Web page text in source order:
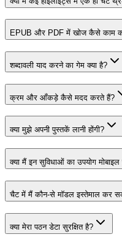
EPUB और PDF में खोज कैसे काम
शब्दावली याद करने का गेम क्या है?
क्रम और आँकड़े कैसे मदद करते हैं?
क्या मुझे अपनी पुस्तकें लानी होंगी?
क्या मैं इन सुविधाओं का उपयोग
चैट में मैं कौन-से मॉडल इस्तेमाल कर
क्या मेरा पठन डेटा सुरक्षित है?